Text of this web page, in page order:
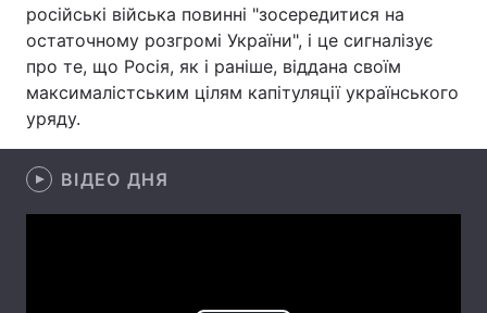
Відео з Youtube Статті
Інтерв'ю Думки
Архів
Контакти
російські війська повинні "зосередитися на
остаточному розгромі України", і це сигналізує
про те, що Росія, як і раніше, віддана своїм
максималістським цілям капітуляції українського
уряду.
ВІДЕО ДНЯ